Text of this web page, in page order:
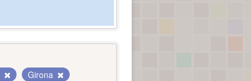
Girona